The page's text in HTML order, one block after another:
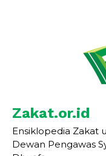
Zakat.or.id
Ensiklopedia Zakat
Dewan Pengawas